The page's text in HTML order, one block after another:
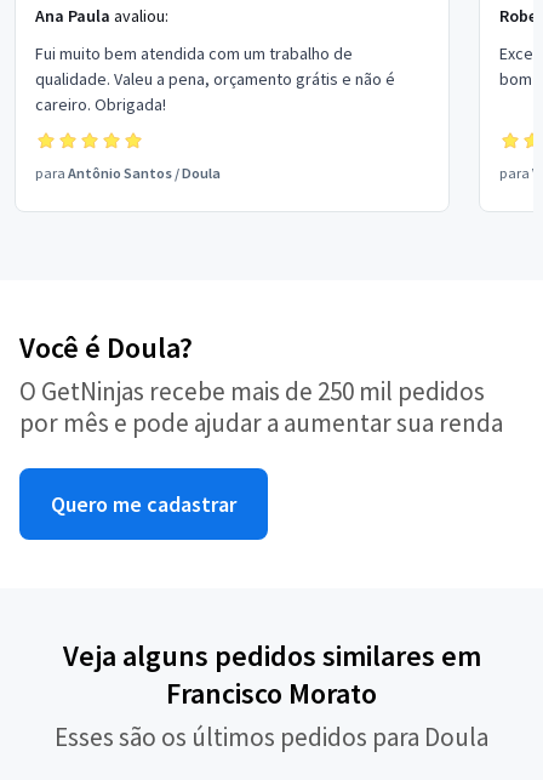
Ana Paula avaliou:
Fui muito bem atendida com um trabalho de
qualidade. Valeu a pena, orçamento grátis e não é
careiro. Obrigada!
para Antônio Santos /Doula
bom
para
Você é Doula?
O GetNinjas recebe mais de 250 mil pedidos
por mês e pode ajudar a aumentar sua renda
Quero me cadastrar
Veja alguns pedidos similares em
Francisco Morato
Esses são os últimos pedidos para Doula